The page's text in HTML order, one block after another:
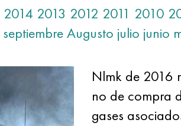
2014 2013 2012 2011 2010
septiembreAugusto julio junio
Nlmk de 2016
no de compra
gases